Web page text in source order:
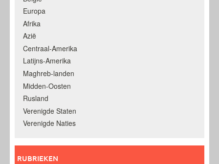
Europa
Afrika
Azië
Centraal-Amerika
Latijns-Amerika
Maghreb-landen
Midden-Oosten
Rusland
Verenigde Staten
Verenigde Naties
RUBRIEKEN